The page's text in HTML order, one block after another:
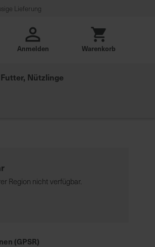
Lieferung
Anmelden Warenkorb
Nützlinge
Region nicht verfügbar.
(GPSR)